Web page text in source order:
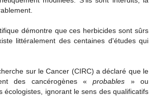
démontre que ces herbicides sont sûrs
littéralement des centaines d'études qui
sur le Cancer (CIRC) a déclaré que le
des cancérogènes «probables » ou
écologistes, ignorant le sens des qualificatifs